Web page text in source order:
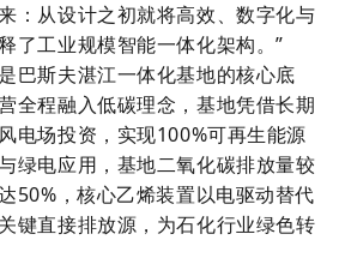
：从设计之初就将高效、数字化与
了工业规模智能一体化架构。”
巴斯夫湛江一体化基地的核心底
全程融入低碳理念，基地凭借长期
电场投资，实现100%可再生能源
绿电应用，基地二氧化碳排放量较
50% ，核心乙烯装置以电驱动替代
键直接排放源，为石化行业绿色转